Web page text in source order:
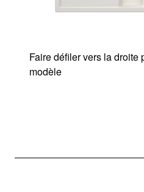
Faire défiler vers la droite
modèle